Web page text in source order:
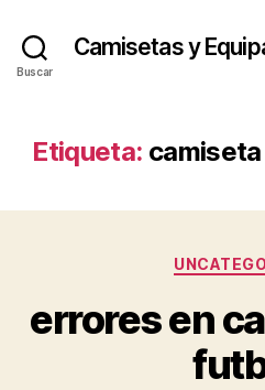
Buscar
Camisetas y
Etiqueta:
errores en